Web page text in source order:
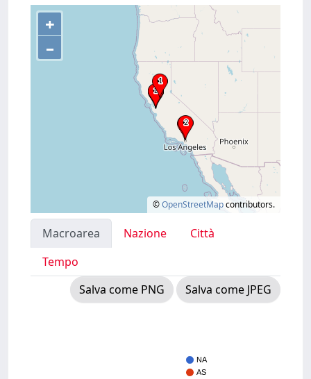
+
–
©OpenStreetMapcontributors.
Macroarea Nazione
Città
Tempo
Salva come PNG
Salva come JPEG
NA
AS